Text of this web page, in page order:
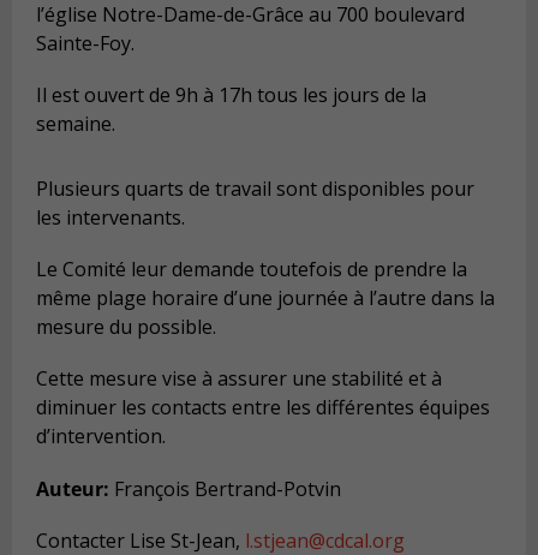
l’église Notre-Dame-de-Grâce au 700 boulevard
Sainte-Foy.
Il est ouvert de 9h à 17h tous les jours de la
semaine.
Plusieurs quarts de travail sont disponibles pour
les intervenants.
Le Comité leur demande toutefois de prendre la
même plage horaire d’une journée à l’autre dans la
mesure du possible.
Cette mesure vise à assurer une stabilité et à
diminuer les contacts entre les différentes équipes
d’intervention.
Auteur: François Bertrand-Potvin
Contacter Lise St-Jean, l.stjean@cdcal.org